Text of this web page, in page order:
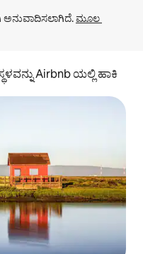
ಮೂಲ
Airbnb ಯಲ್ಲಿ ಹಾಕಿ